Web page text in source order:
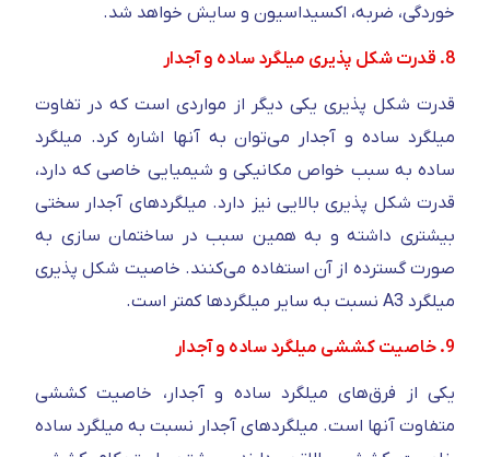
خوردگی، ضربه، اکسیداسیون و سایش خواهد شد.
8. قدرت شکل پذیری میلگرد ساده و آجدار
قدرت شکل پذیری یکی دیگر از مواردی است که در تفاوت
میلگرد ساده و آجدار می‌توان به آنها اشاره کرد. میلگرد
ساده به سبب خواص مکانیکی و شیمیایی خاصی که دارد،
قدرت شکل پذیری بالایی نیز دارد. میلگردهای آجدار سختی
بیشتری داشته و به همین سبب در ساختمان سازی به
صورت گسترده از آن استفاده می‌کنند. خاصیت شکل پذیری
میلگرد A3 نسبت به سایر میلگردها کمتر است.
9. خاصیت کششی میلگرد ساده و آجدار
یکی از فرق‌های میلگرد ساده و آجدار، خاصیت کششی
متفاوت آنها است. میلگردهای آجدار نسبت به میلگرد ساده